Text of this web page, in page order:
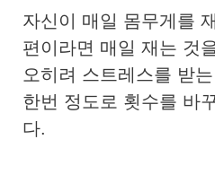
자신이 매일 몸무게를
편이라면 매일 재는 것
오히려 스트레스를 받
한번 정도로 횟수를 바
다.